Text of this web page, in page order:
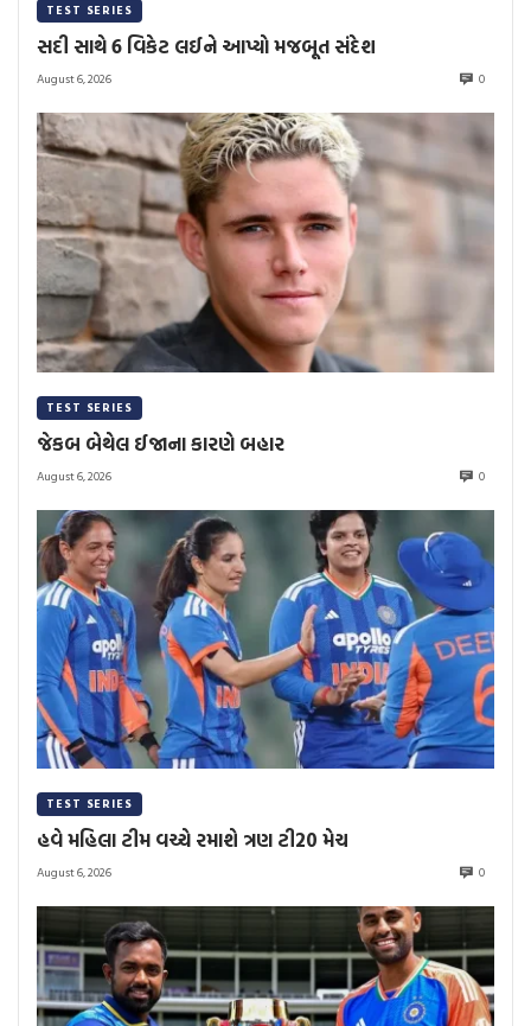
TEST SERIES
સદી સાથે 6 વિકેટ લઈને આપ્યો મજબૂત સંદેશ
August 6, 2026 0
TEST SERIES
જેકબ બેથેલ ઈજાના કારણે બહાર
August 6, 2026 0
TEST SERIES
હવે મહિલા ટીમ વચ્ચે રમાશે ત્રણ ટી20 મેચ
August 6, 2026 0